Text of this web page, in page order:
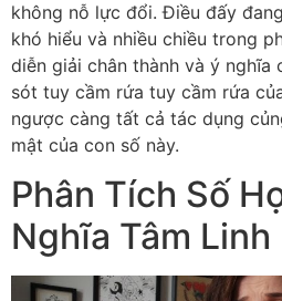
không nỗ lực đổi. Điều đấy
khó hiểu và nhiều chiều trong
diễn giải chân thành và ý nghĩa
sót tuy cầm rứa tuy cầm rứa
ngược càng tất cả tác dụng
mật của con số này.
Phân Tích Số
Nghĩa Tâm Linh